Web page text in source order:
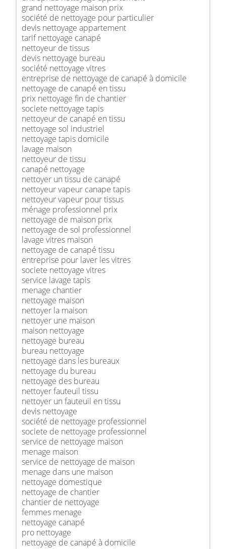
grand nettoyage maison prix
société de nettoyage pour particulier
devis nettoyage appartement
tarif nettoyage canapé
nettoyeur de tissus
devis nettoyage bureau
société nettoyage vitres
entreprise de nettoyage de canapé à domicile
nettoyage de canapé en tissu
prix nettoyage fin de chantier
societe nettoyage tapis
nettoyeur de canapé en tissu
nettoyage sol industriel
nettoyage tapis domicile
lavage maison
nettoyeur de tissu
canapé nettoyage
nettoyer un tissu de canapé
nettoyeur vapeur canape tapis
nettoyeur vapeur pour tissus
ménage professionnel prix
nettoyage de maison prix
nettoyage de sol professionnel
lavage vitres maison
nettoyage de canapé tissu
entreprise pour laver les vitres
societe nettoyage vitres
service lavage tapis
menage chantier
nettoyage maison
nettoyer la maison
nettoyer une maison
maison nettoyage
nettoyage bureau
bureau nettoyage
nettoyage dans les bureaux
nettoyage du bureau
nettoyage des bureau
nettoyer fauteuil tissu
nettoyer un fauteuil en tissu
devis nettoyage
société de nettoyage professionnel
societe de nettoyage professionnel
service de nettoyage maison
menage maison
service de nettoyage de maison
menage dans une maison
nettoyage domestique
nettoyage de chantier
chantier de nettoyage
femmes menage
nettoyage canapé
pro nettoyage
nettoyage de canapé à domicile